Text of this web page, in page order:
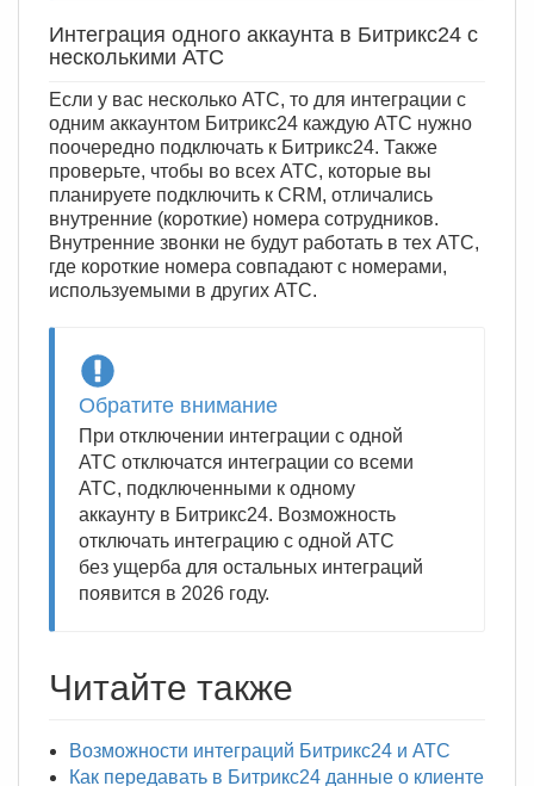
Интеграция одного аккаунта в Битрикс24 с
несколькими АТС
Если у вас несколько АТС, то для интеграции с
одним аккаунтом Битрикс24 каждую АТС нужно
поочередно подключать к Битрикс24. Также
проверьте, чтобы во всех АТС, которые вы
планируете подключить к CRM, отличались
внутренние (короткие) номера сотрудников.
Внутренние звонки не будут работать в тех АТС,
где короткие номера совпадают с номерами,
используемыми в других АТС.
Обратите внимание
При отключении интеграции с одной
АТС отключатся интеграции со всеми
АТС, подключенными к одному
аккаунту в Битрикс24. Возможность
отключать интеграцию с одной АТС
без ущерба для остальных интеграций
появится в 2026 году.
Читайте также
Возможности интеграций Битрикс24 и АТС
Как передавать в Битрикс24 данные о клиенте